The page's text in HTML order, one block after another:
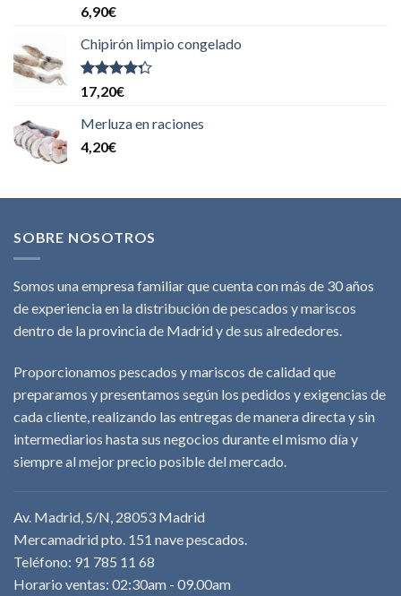
Valorado
con
5
6,90€
Chipirón limpio congelado
Valorado
con
de 5
17,20€
Merluza en raciones
4,20€
SOBRE NOSOTROS
Somos una empresa familiar que cuenta con más de 30 años
de experiencia en la distribución de pescados y mariscos
dentro de la provincia de Madrid y de sus alrededores.
Proporcionamos pescados y mariscos de calidad que
preparamos y presentamos según los pedidos y exigencias de
cada cliente, realizando las entregas de manera directa y sin
intermediarios hasta sus negocios durante el mismo día y
siempre al mejor precio posible del mercado.
Av. Madrid, S/N, 28053 Madrid
Mercamadrid pto. 151 nave pescados.
Teléfono: 91 785 11 68
Horario ventas: 02:30am - 09.00am